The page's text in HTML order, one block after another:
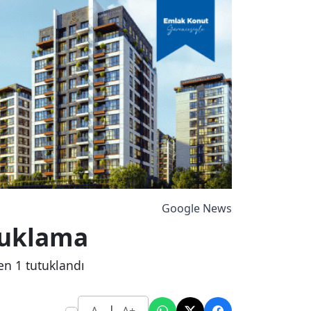
Google News
1 tutuklandı